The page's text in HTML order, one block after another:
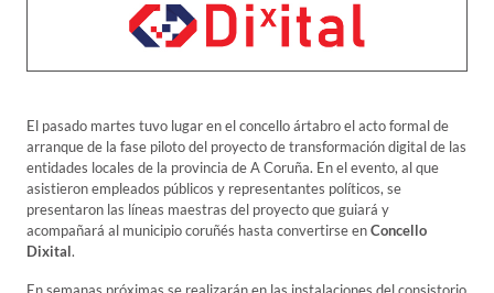
El pasado martes tuvo lugar en el concello ártabro el acto formal de
arranque de la fase piloto del proyecto de transformación digital de las
entidades locales de la provincia de A Coruña. En el evento, al que
asistieron empleados públicos y representantes políticos, se
presentaron las líneas maestras del proyecto que guiará y
acompañará al municipio coruñés hasta convertirse enConcello
Dixital.
En semanas próximas se realizarán en las instalaciones del consistorio